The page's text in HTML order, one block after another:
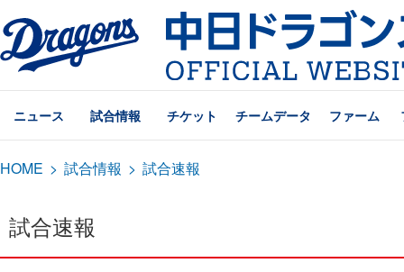
ニュース 試合情報 チケット チームデータ ファーム
HOME > 試合情報 > 試合速報
試合速報